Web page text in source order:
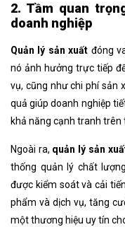
2. Tầm quan
doanh nghiệp
Quản lý sản xuất đóng
nó ảnh hưởng trực tiếp
vụ, cũng như chi phí sản
quả giúp doanh nghiệp
khả năng cạnh tranh trên
Ngoài ra, quản lý sản
thống quản lý chất
được kiểm soát và cải
phẩm và dịch vụ, tăng
một thương hiệu uy tín